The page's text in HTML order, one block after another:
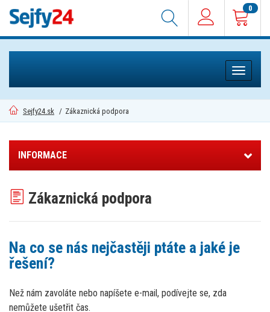
0
Toggle
Sejfy24.sk / Zákaznická podpora
INFORMACE
Zákaznická podpora
Na co se nás nejčastěji ptáte a jaké je
řešení?
Než nám zavoláte nebo napíšete e-mail, podívejte se, zda
nemůžete ušetřit čas.